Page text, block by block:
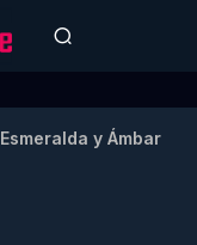
Esmeralda y Ámbar